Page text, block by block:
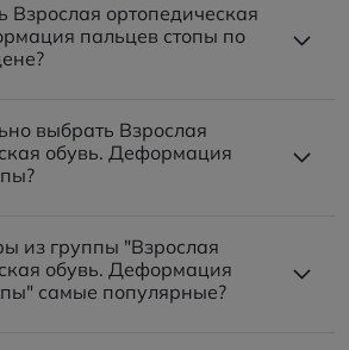
Взрослая ортопедическая
пальцев стопы по
выбрать Взрослая
обувь. Деформация
из группы "Взрослая
обувь. Деформация
самые популярные?